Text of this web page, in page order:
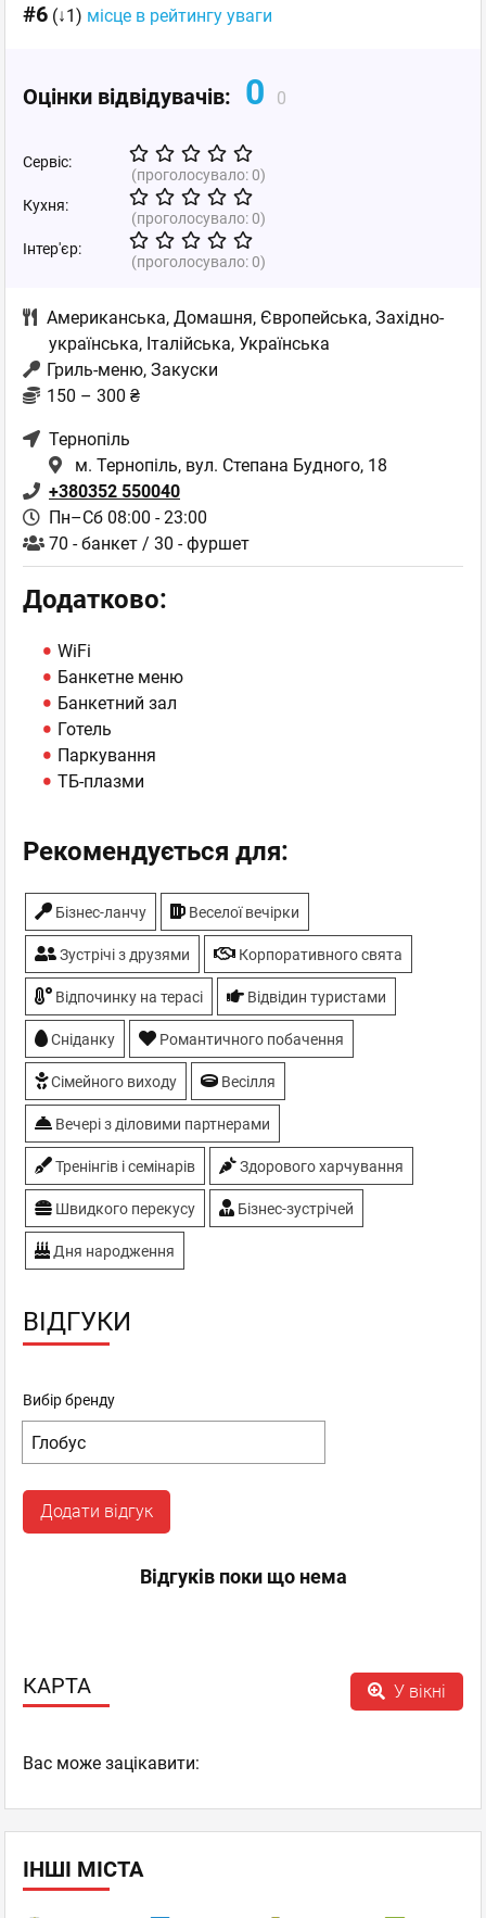
#6 (↓1) місце в рейтингу уваги
Оцінки відвідувачів: 0 0
Сервіс:
(проголосувало:0)
Кухня:
(проголосувало:0)
Інтер'єр:
(проголосувало:0)
Американська, Домашня, Європейська, Західно-
українська, Італійська, Українська
Гриль-меню, Закуски
150 – 300 ₴
Тернопіль
м. Тернопіль, вул. Степана Будного, 18
+380352 550040
Пн–Сб 08:00 - 23:00
70 - банкет / 30 - фуршет
Додатково:
WiFi
Банкетне меню
Банкетний зал
Готель
Паркування
ТБ-плазми
Рекомендується для:
Бiзнес-ланчу Веселої вечірки
Зустрічі з друзями Корпоративного свята
Відпочинку на терасі Відвідин туристами
Сніданку Романтичного побачення
Сімейного виходу Весілля
Вечері з діловими партнерами
Тренінгів і семінарів Здорового харчування
Швидкого перекусу Бізнес-зустрічей
Дня народження
ВІДГУКИ
Вибір бренду
Додати відгук
Відгуків поки що нема
КАРТА У вікні
Вас може зацікавити:
ІНШІ МІСТА